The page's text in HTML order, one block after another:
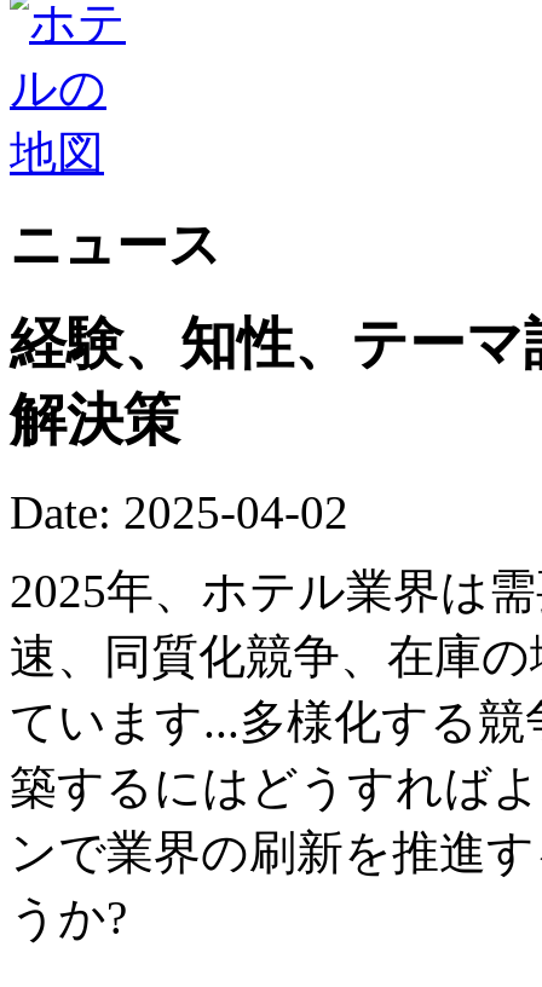
ニュース
経験、知性、テー
解決策
Date: 2025-04-02
2025年、ホテル業界は
速、同質化競争、在庫
ています...多様化する
築するにはどうすれば
ンで業界の刷新を推進
うか?